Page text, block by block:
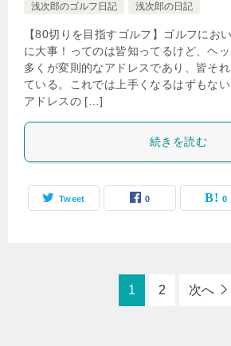
浅次郎のゴルフ日記
浅次郎の日記
【80切りを目指すゴルフ】ゴルフにお
に大事！ってのは皆知ってるけど、ヘ
多くが変則的なアドレスであり、皆そ
ている。これでは上手くなるはずもな
アドレスの […]
続きを読む
Tweet 0 0
1 2 次へ